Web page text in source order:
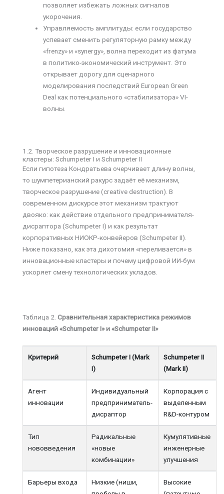
позволяет избежать ложных сигналов
укорочения.
Управляемость амплитуды: если государство
успевает сменить регуляторную рамку между
«frenzy» и «synergy», волна переходит из фатума
в политико-экономический инструмент. Это
открывает дорогу для сценарного
моделирования последствий European Green
Deal как потенциального «стабилизатора» VI-
волны.
1.2. Творческое разрушение и инновационные
кластеры: Schumpeter I и Schumpeter II
Если гипотеза Кондратьева очерчивает длину волны,
то шумпетерианский ракурс задаёт её механизм,
творческое разрушение (creative destruction). В
современном дискурсе этот механизм трактуют
двояко: как действие отдельного предпринимателя-
дисраптора (Schumpeter I) и как результат
корпоративных НИОКР-конвейеров (Schumpeter II).
Ниже показано, как эта дихотомия «переливается» в
инновационные кластеры и почему цифровой ИИ-бум
ускоряет смену технологических укладов.
Таблица 2. Сравнительная характеристика режимов
инноваций «Schumpeter I» и «Schumpeter II»
Критерий
Schumpeter I (Mark
I)
Schumpeter II
(Mark II)
Агент
инновации
Индивидуальный
предприниматель-
дисраптор
Корпорация с
выделенным
R&D-контуром
Тип
нововведения
Радикальные
«новые
комбинации»
Кумулятивные
инженерные
улучшения
Барьеры входа
Низкие (ниши,
Высокие